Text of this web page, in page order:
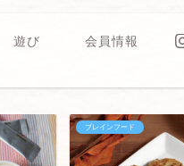
遊び 会員情報
ブレインフード